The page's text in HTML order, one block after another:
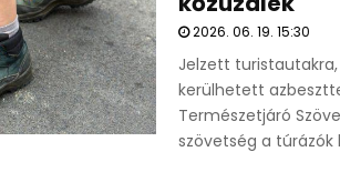
2026. 06. 19. 15:30
Jelzett turistautakra,
kerülhetett
Természetjáró
szövetség a túrázók